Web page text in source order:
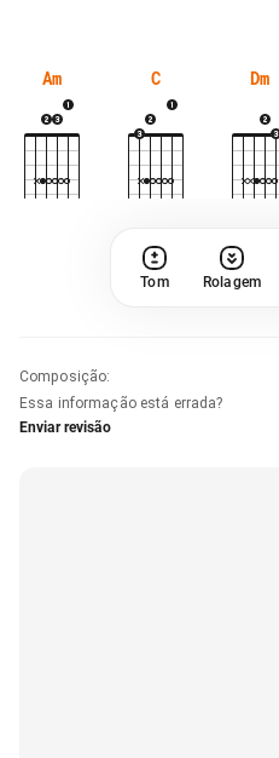
Am C Dm
Tom Rolagem
Composição:
Essa informação está errada?
Enviar revisão